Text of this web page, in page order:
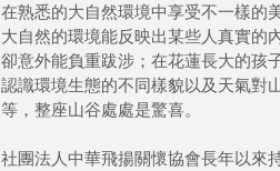
在熟悉的大自然環境中享受不一樣的
大自然的環境能反映出某些人真實的
卻意外能負重跋涉；在花蓮長大的孩
認識環境生態的不同樣貌以及天氣對
等，整座山谷處處是驚喜。
社團法人中華飛揚關懷協會長年以來